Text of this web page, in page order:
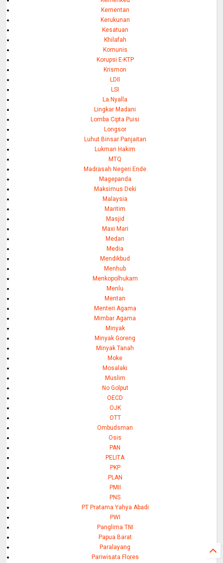
Kementan
Kerukunan
Kesatuan
Khilafah
Komunis
Korupsi E-KTP
Krismon
LDII
LSI
La Nyalla
Lingkar Madani
Lomba Cipta Puisi
Longsor
Luhut Binsar Panjaitan
Lukman Hakim
MTQ
Madrasah Negeri Ende
Magepanda
Maksimus Deki
Malaysia
Maritim
Masjid
Maxi Mari
Medan
Media
Mendikbud
Menhub
Menkopolhukam
Menlu
Mentan
Menteri Agama
Mimbar Agama
Minyak
Minyak Goreng
Minyak Tanah
Moke
Mosalaki
Muslim
No Golput
OECD
OJK
OTT
Ombudsman
Osis
PAN
PELITA
PKP
PLAN
PMII
PNS
PT Pratama Yahya Abadi
PWI
Panglima TNI
Papua Barat
Paralayang
Pariwisata Flores